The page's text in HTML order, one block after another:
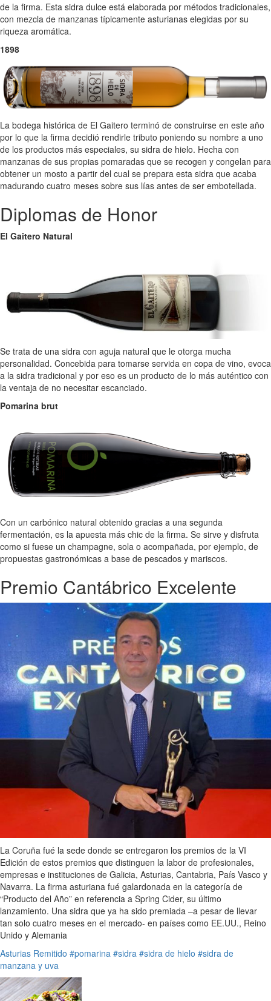
de la firma. Esta sidra dulce está elaborada por métodos tradicionales,
con mezcla de manzanas típicamente asturianas elegidas por su
riqueza aromática.
1898
La bodega histórica de El Gaitero terminó de construirse en este año
por lo que la firma decidió rendirle tributo poniendo su nombre a uno
de los productos más especiales, su sidra de hielo. Hecha con
manzanas de sus propias pomaradas que se recogen y congelan para
obtener un mosto a partir del cual se prepara esta sidra que acaba
madurando cuatro meses sobre sus lías antes de ser embotellada.
Diplomas de Honor
El Gaitero Natural
Se trata de una sidra con aguja natural que le otorga mucha
personalidad. Concebida para tomarse servida en copa de vino, evoca
a la sidra tradicional y por eso es un producto de lo más auténtico con
la ventaja de no necesitar escanciado.
Pomarina brut
Con un carbónico natural obtenido gracias a una segunda
fermentación, es la apuesta más chic de la firma. Se sirve y disfruta
como si fuese un champagne, sola o acompañada, por ejemplo, de
propuestas gastronómicas a base de pescados y mariscos.
Premio Cantábrico Excelente
La Coruña fué la sede donde se entregaron los premios de la VI
Edición de estos premios que distinguen la labor de profesionales,
empresas e instituciones de Galicia, Asturias, Cantabria, País Vasco y
Navarra. La firma asturiana fué galardonada en la categoría de
“Producto del Año” en referencia a Spring Cider, su último
lanzamiento. Una sidra que ya ha sido premiada –a pesar de llevar
tan solo cuatro meses en el mercado- en países como EE.UU., Reino
Unido y Alemania
Asturias Remitido #pomarina #sidra #sidra de hielo #sidra de
manzana y uva